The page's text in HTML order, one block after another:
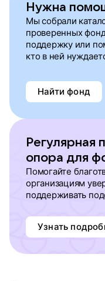
Нужна
Мы собрали
проверенных
поддержку или
кто в ней
Найти фонд
опора для
Помогайте
организациям
поддерживать
Узнать